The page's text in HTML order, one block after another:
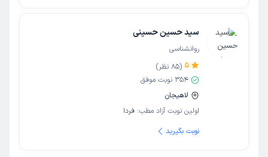
سید حسین حسینی
روانشناسی
5
(
85 نظر)
354 نوبت موفق
لاهیجان
اولین نوبت آزاد مطب: فردا
نوبت بگیرید